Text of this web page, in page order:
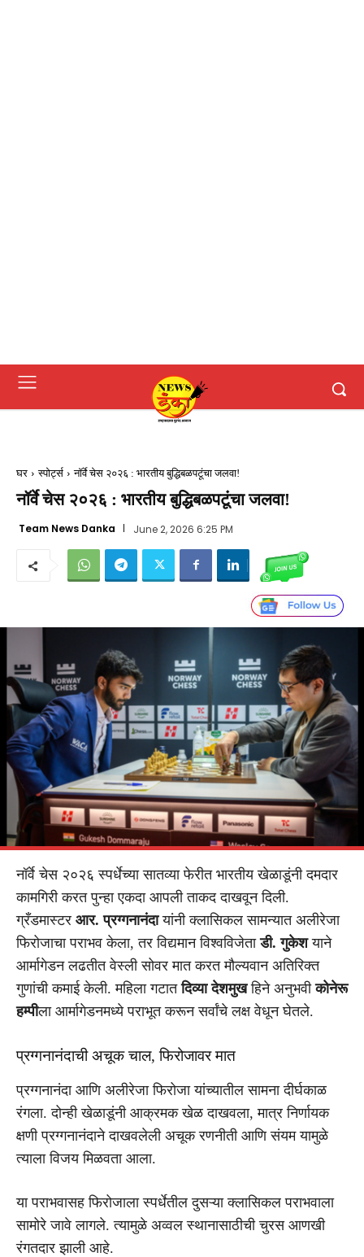
घर स्पोर्ट्स नॉर्वे चेस २०२६ : भारतीय बुद्धिबळपटूंचा जलवा!
नॉर्वे चेस २०२६ : भारतीय बुद्धिबळपटूंचा जलवा!
Team News Danka June 2, 2026 6:25 PM
नॉर्वे चेस २०२६ स्पर्धेच्या सातव्या फेरीत भारतीय खेळाडूंनी दमदार
कामगिरी करत पुन्हा एकदा आपली ताकद दाखवून दिली.
ग्रँडमास्टर आर. प्रग्गनानंदायांनी क्लासिकल सामन्यात अलीरेजा
फिरोजाचा पराभव केला, तर विद्यमान विश्वविजेताडी. गुकेशयाने
आर्मागेडन लढतीत वेस्ली सोवर मात करत मौल्यवान अतिरिक्त
गुणांची कमाई केली. महिला गटातदिव्या देशमुखहिने अनुभवीकोनेरू
हम्पीला आर्मागेडनमध्ये पराभूत करून सर्वांचे लक्ष वेधून घेतले.
प्रग्गनानंदाची अचूक चाल, फिरोजावर मात
प्रग्गनानंदा आणि अलीरेजा फिरोजा यांच्यातील सामना दीर्घकाळ
रंगला. दोन्ही खेळाडूंनी आक्रमक खेळ दाखवला, मात्र निर्णायक
क्षणी प्रग्गनानंदाने दाखवलेली अचूक रणनीती आणि संयम यामुळे
त्याला विजय मिळवता आला.
या पराभवासह फिरोजाला स्पर्धेतील दुसऱ्या क्लासिकल पराभवाला
सामोरे जावे लागले. त्यामुळे अव्वल स्थानासाठीची चुरस आणखी
रंगतदार झाली आहे.